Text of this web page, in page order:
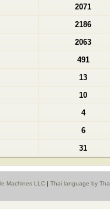
2071
2186
2063
491
13
10
4
6
31
Machines LLC | Thai language by